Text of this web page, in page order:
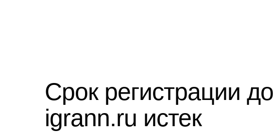
Срок регистрации
igrann.ru истек